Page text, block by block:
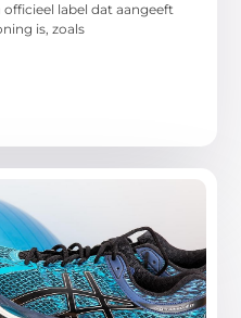
label dat aangeeft
is, zoals